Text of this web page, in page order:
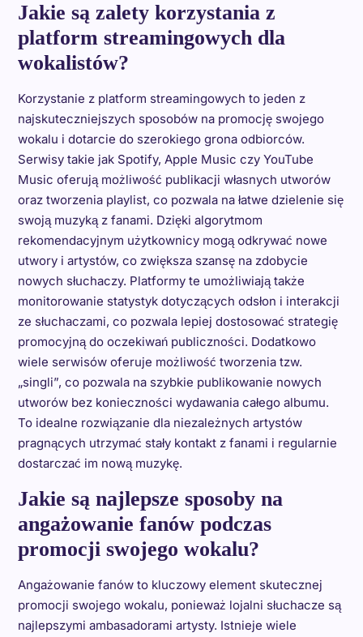
Jakie są zalety korzystania z
platform streamingowych dla
wokalistów?
Korzystanie z platform streamingowych to jeden z
najskuteczniejszych sposobów na promocję swojego
wokalu i dotarcie do szerokiego grona odbiorców.
Serwisy takie jak Spotify, Apple Music czy YouTube
Music oferują możliwość publikacji własnych utworów
oraz tworzenia playlist, co pozwala na łatwe dzielenie się
swoją muzyką z fanami. Dzięki algorytmom
rekomendacyjnym użytkownicy mogą odkrywać nowe
utwory i artystów, co zwiększa szansę na zdobycie
nowych słuchaczy. Platformy te umożliwiają także
monitorowanie statystyk dotyczących odsłon i interakcji
ze słuchaczami, co pozwala lepiej dostosować strategię
promocyjną do oczekiwań publiczności. Dodatkowo
wiele serwisów oferuje możliwość tworzenia tzw.
„singli”, co pozwala na szybkie publikowanie nowych
utworów bez konieczności wydawania całego albumu.
To idealne rozwiązanie dla niezależnych artystów
pragnących utrzymać stały kontakt z fanami i regularnie
dostarczać im nową muzykę.
Jakie są najlepsze sposoby na
angażowanie fanów podczas
promocji swojego wokalu?
Angażowanie fanów to kluczowy element skutecznej
promocji swojego wokalu, ponieważ lojalni słuchacze są
najlepszymi ambasadorami artysty. Istnieje wiele